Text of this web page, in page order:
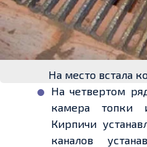
На место встала
Начетвертом
камера топки
Кирпичи
каналов